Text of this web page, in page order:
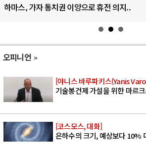
AI는 어떻게 미국 민주주의를 잠식하고 ..
오피니언
[야니스 바루파키스(Yanis
기술봉건제 가설을 위한 마르
[코스모스, 대화]
은하수의 크기, 예상보다 10%